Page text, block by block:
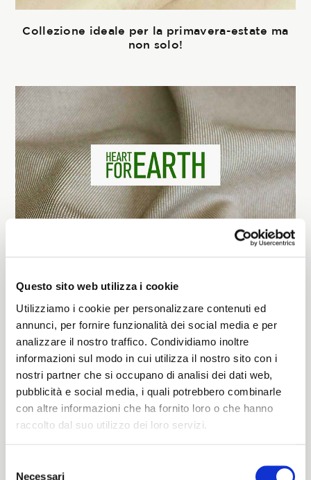
Questo sito web utilizza i cookie
Utilizziamo i cookie per personalizzare contenuti ed
annunci, per fornire funzionalità dei social media e per
analizzare il nostro traffico. Condividiamo inoltre
informazioni sul modo in cui utilizza il nostro sito con i
nostri partner che si occupano di analisi dei dati web,
pubblicità e social media, i quali potrebbero combinarle
con altre informazioni che ha fornito loro o che hanno
raccolto dal suo utilizzo dei loro servizi.
Necessari
Collezione ideale per la primavera-estate ma
non solo!
e naturali.